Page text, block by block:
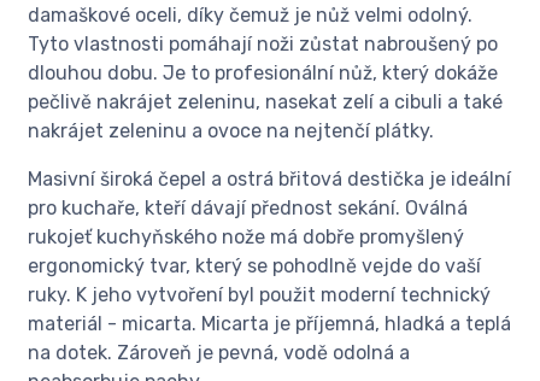
damaškové oceli, díky čemuž je nůž velmi odolný.
Tyto vlastnosti pomáhají noži zůstat nabroušený po
dlouhou dobu. Je to profesionální nůž, který dokáže
pečlivě nakrájet zeleninu, nasekat zelí a cibuli a také
nakrájet zeleninu a ovoce na nejtenčí plátky.
Masivní široká čepel a ostrá břitová destička je ideální
pro kuchaře, kteří dávají přednost sekání. Oválná
rukojeť kuchyňského nože má dobře promyšlený
ergonomický tvar, který se pohodlně vejde do vaší
ruky. K jeho vytvoření byl použit moderní technický
materiál - micarta. Micarta je příjemná, hladká a teplá
na dotek. Zároveň je pevná, vodě odolná a